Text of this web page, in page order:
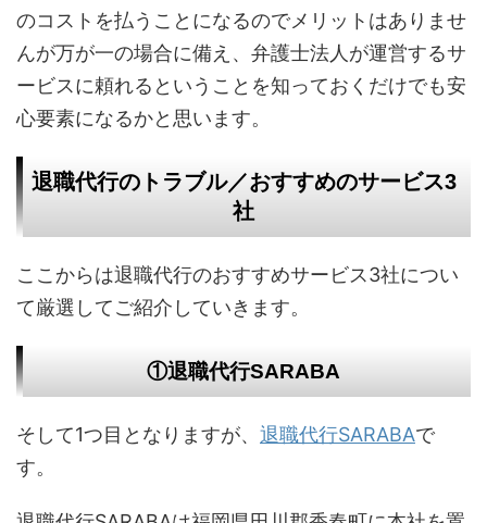
のコストを払うことになるのでメリットはありませ
んが万が一の場合に備え、弁護士法人が運営するサ
ービスに頼れるということを知っておくだけでも安
心要素になるかと思います。
退職代行のトラブル／おすすめのサービス3
社
ここからは退職代行のおすすめサービス3社につい
て厳選してご紹介していきます。
①退職代行SARABA
そして1つ目となりますが、 退職代行SARABAで
す。